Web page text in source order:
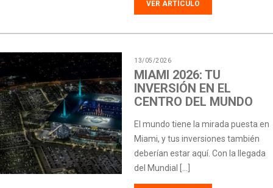
VER ARTÍCULO
13/05/2026
MIAMI 2026: TU
INVERSIÓN EN EL
CENTRO DEL MUNDO
El mundo tiene la mirada puesta en
Miami, y tus inversiones también
deberían estar aquí. Con la llegada
del Mundial […]